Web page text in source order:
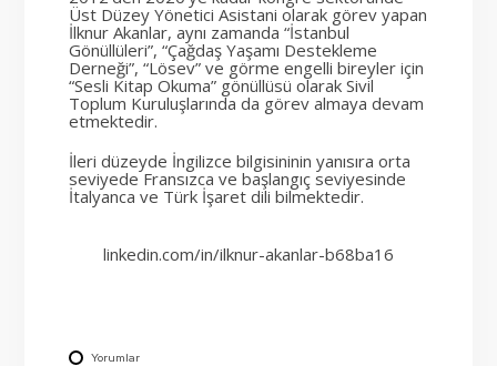
Üst Düzey Yönetici Asistani olarak görev yapan
İlknur Akanlar, aynı zamanda “İstanbul
Gönüllüleri”, “Çağdaş Yaşamı Destekleme
Derneği”, “Lösev” ve görme engelli bireyler için
“Sesli Kitap Okuma” gönüllüsü olarak Sivil
Toplum Kuruluşlarında da görev almaya devam
etmektedir.
İleri düzeyde İngilizce bilgisininin yanısıra orta
seviyede Fransızca ve başlangıç seviyesinde
İtalyanca ve Türk İşaret dili bilmektedir.
linkedin.com/in/ilknur-akanlar-b68ba16
Yorumlar